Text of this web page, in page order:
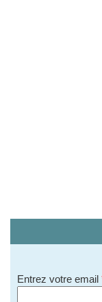
Entrez votre email